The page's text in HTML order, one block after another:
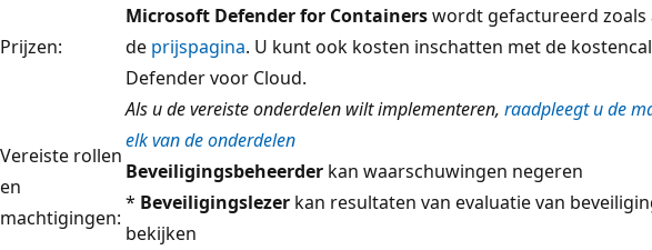
Prijzen:
Microsoft Defender for Containerswordt gefactureerd zoals
de prijspagina. U kunt ook kosten inschatten met de
Defender voor Cloud.
Vereiste rollen
en
machtigingen:
Als u de vereiste onderdelen wilt implementeren, raadpleegt u de
elk van de onderdelen
Beveiligingsbeheerder kan waarschuwingen negeren
* Beveiligingslezer kan resultaten van evaluatie van
bekijken